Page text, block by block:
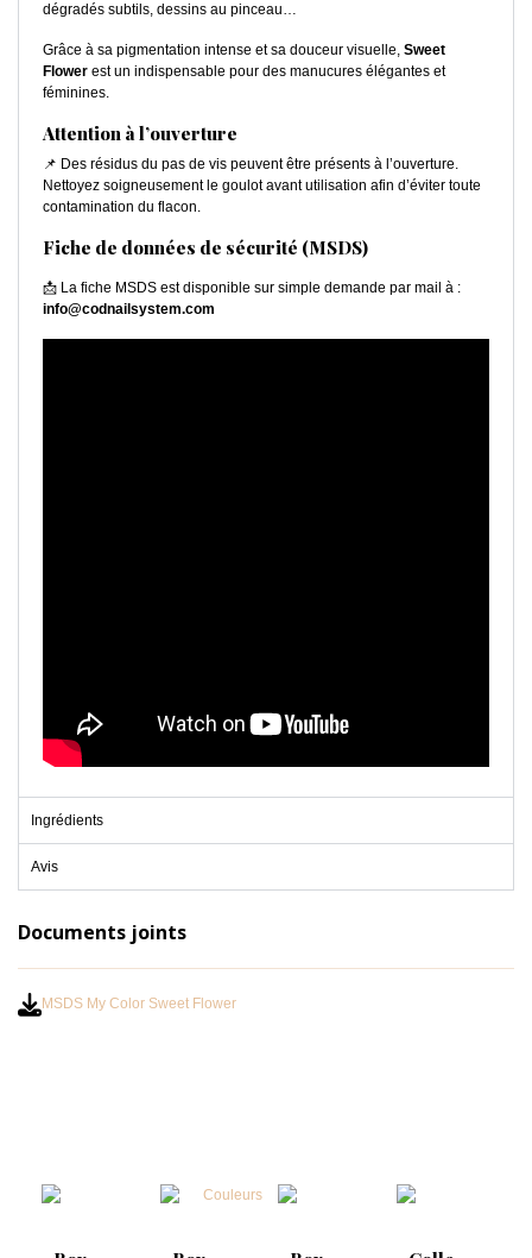
dégradés subtils, dessins au pinceau…
Grâce à sa pigmentation intense et sa douceur visuelle, Sweet
Flower est un indispensable pour des manucures élégantes et
féminines.
Attention à l’ouverture
📌 Des résidus du pas de vis peuvent être présents à l’ouverture.
Nettoyez soigneusement le goulot avant utilisation afin d’éviter toute
contamination du flacon.
Fiche de données de sécurité (MSDS)
📩 La fiche MSDS est disponible sur simple demande par mail à :
info@codnailsystem.com
Ingrédients
Avis
Documents joints
MSDS My Color Sweet Flower